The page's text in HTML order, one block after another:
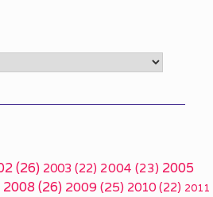
(26) 2003 (22) 2004 (23) 2005
2008(26) 2009(25) 2010 (22) 2011